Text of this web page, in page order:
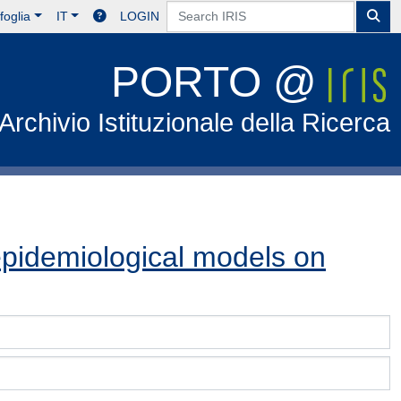
IT LOGIN
PORTO @
Istituzionale della Ricerca
models on